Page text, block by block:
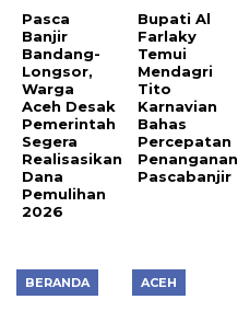
Pasca
Banjir
Bandang-
Longsor,
Warga
Aceh Desak
Pemerintah
Segera
Realisasikan
Dana
Pemulihan
2026
Bupati Al
Farlaky
Temui
Mendagri
Tito
Karnavian
Bahas
Percepatan
Penanganan
Pascabanjir
BERANDA ACEH